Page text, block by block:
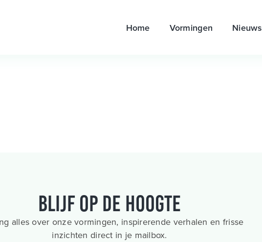
Home Vormingen Nieuws
Blijf op de hoogte
alles over onze vormingen, inspirerende verhalen en frisse
inzichten direct in je mailbox.